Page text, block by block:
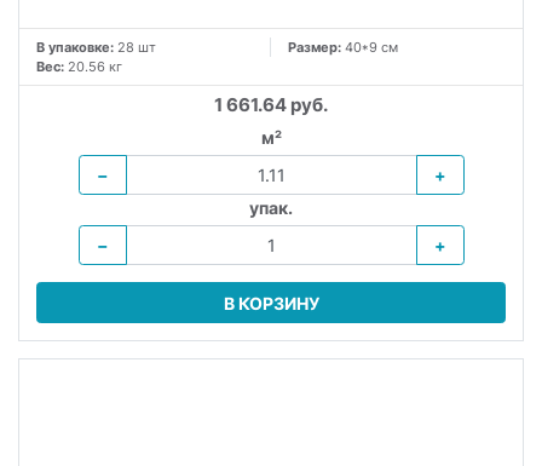
В упаковке: 28 шт Размер: 40*9 см
Вес: 20.56 кг
1 661.64 руб.
м²
−
+
упак.
−
+
В КОРЗИНУ